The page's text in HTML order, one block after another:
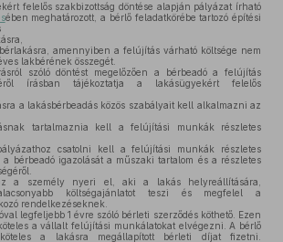
felelős szakbizottság döntése alapján pályázat írható
ében meghatározott, a bérlő feladatkörébe tartozó építési
amennyiben a felújítás várható költsége nem
lakbérének összegét.
szóló döntést megelőzően a bérbeadó a felújítás
írásban tájékoztatja a lakásügyekért felelős
a lakásbérbeadás közös szabályait kell alkalmazni az
tartalmaznia kell a felújítási munkák részletes
csatolni kell a felújítási munkák részletes
a bérbeadó igazolását a műszaki tartalom és a részletes
a személy nyeri el, aki a lakás helyreállítására,
költségajánlatot teszi és megfelel a
rendelkezéseknek.
legfeljebb 1 évre szóló bérleti szerződés köthető. Ezen
a vállalt felújítási munkálatokat elvégezni. A bérlő
a lakásra megállapított bérleti díjat fizetni.